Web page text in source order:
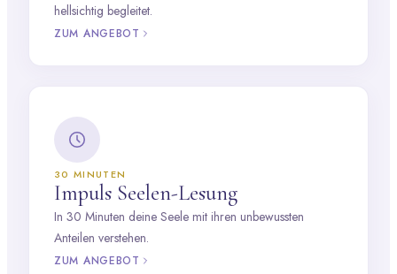
hellsichtig begleitet.
ZUM ANGEBOT
30 MINUTEN
Impuls Seelen-Lesung
In 30 Minuten deine Seele mit ihren unbewussten
Anteilen verstehen.
ZUM ANGEBOT